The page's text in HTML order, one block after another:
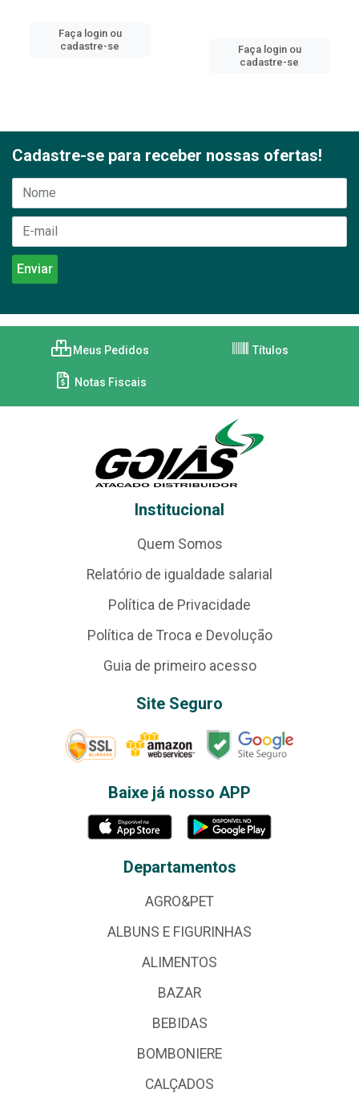
Faça login ou
cadastre-se
Faça login ou
cadastre-se
Cadastre-se para receber nossas ofertas!
Meus Pedidos Títulos
Notas Fiscais
Institucional
Quem Somos
Relatório de igualdade salarial
Política de Privacidade
Política de Troca e Devolução
Guia de primeiro acesso
Site Seguro
Baixe já nosso APP
Departamentos
AGRO&PET
ALBUNS E FIGURINHAS
ALIMENTOS
BAZAR
BEBIDAS
BOMBONIERE
CALÇADOS